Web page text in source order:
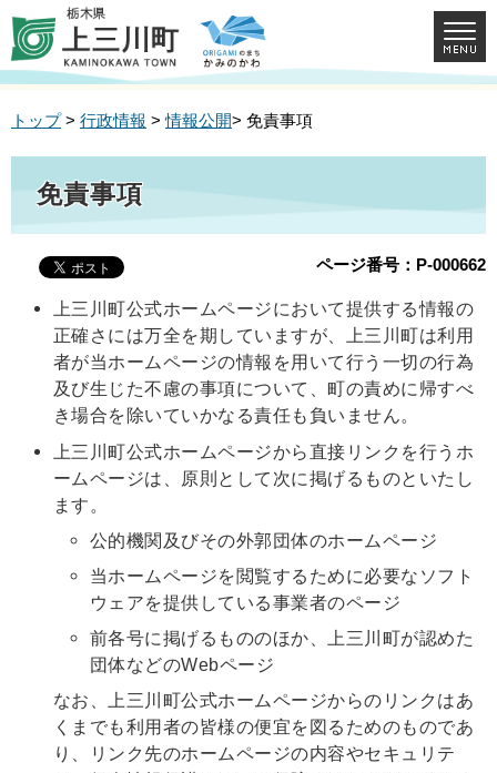
トップ> 行政情報 >情報公開> 免責事項
免責事項
ページ番号：P-000662
上三川町公式ホームページにおいて提供する情報の
正確さには万全を期していますが、上三川町は利用
者が当ホームページの情報を用いて行う一切の行為
及び生じた不慮の事項について、町の責めに帰すべ
き場合を除いていかなる責任も負いません。
上三川町公式ホームページから直接リンクを行うホ
ームページは、原則として次に掲げるものといたし
ます。
公的機関及びその外郭団体のホームページ
当ホームページを閲覧するために必要なソフト
ウェアを提供している事業者のページ
前各号に掲げるもののほか、上三川町が認めた
団体などのWebページ
なお、上三川町公式ホームページからのリンクはあ
くまでも利用者の皆様の便宜を図るためのものであ
り、リンク先のホームページの内容やセキュリテ